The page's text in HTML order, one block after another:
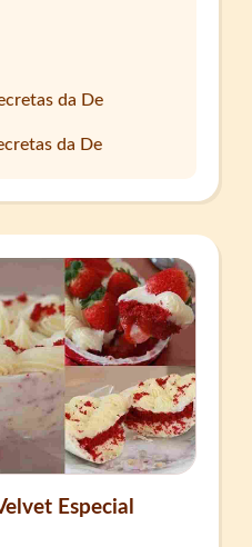
da De
da De
Especial